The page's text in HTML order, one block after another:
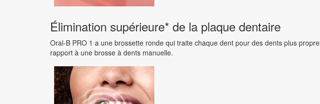
Élimination supérieure* de la plaque dentaire
Oral-B PRO 1 a une brossette ronde qui traite chaque dent pour des dents plus
rapport à une brosse à dents manuelle.